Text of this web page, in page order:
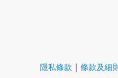
隱私條款 | 條款及細